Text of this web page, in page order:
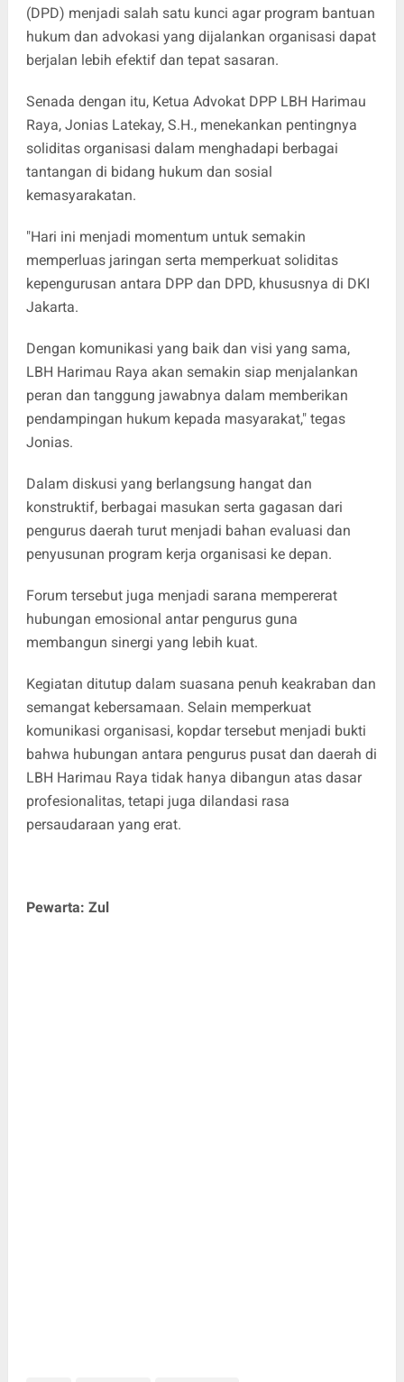
(DPD) menjadi salah satu kunci agar program bantuan
hukum dan advokasi yang dijalankan organisasi dapat
berjalan lebih efektif dan tepat sasaran.
Senada dengan itu, Ketua Advokat DPP LBH Harimau
Raya, Jonias Latekay, S.H., menekankan pentingnya
soliditas organisasi dalam menghadapi berbagai
tantangan di bidang hukum dan sosial
kemasyarakatan.
"Hari ini menjadi momentum untuk semakin
memperluas jaringan serta memperkuat soliditas
kepengurusan antara DPP dan DPD, khususnya di DKI
Jakarta.
Dengan komunikasi yang baik dan visi yang sama,
LBH Harimau Raya akan semakin siap menjalankan
peran dan tanggung jawabnya dalam memberikan
pendampingan hukum kepada masyarakat," tegas
Jonias.
Dalam diskusi yang berlangsung hangat dan
konstruktif, berbagai masukan serta gagasan dari
pengurus daerah turut menjadi bahan evaluasi dan
penyusunan program kerja organisasi ke depan.
Forum tersebut juga menjadi sarana mempererat
hubungan emosional antar pengurus guna
membangun sinergi yang lebih kuat.
Kegiatan ditutup dalam suasana penuh keakraban dan
semangat kebersamaan. Selain memperkuat
komunikasi organisasi, kopdar tersebut menjadi bukti
bahwa hubungan antara pengurus pusat dan daerah di
LBH Harimau Raya tidak hanya dibangun atas dasar
profesionalitas, tetapi juga dilandasi rasa
persaudaraan yang erat.
Pewarta: Zul